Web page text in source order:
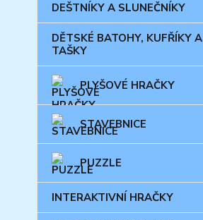
DEŠTNÍKY A SLUNEČNÍKY
DĚTSKÉ BATOHY, KUFŘÍKY A
TAŠKY
PLYŠOVÉ HRAČKY
STAVEBNICE
PUZZLE
INTERAKTIVNÍ HRAČKY